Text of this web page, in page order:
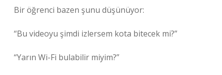
Bir öğrenci bazen şunu düşünüyor:
“Bu videoyu şimdi izlersem kota bitecek mi?”
“Yarın Wi-Fi bulabilir miyim?”